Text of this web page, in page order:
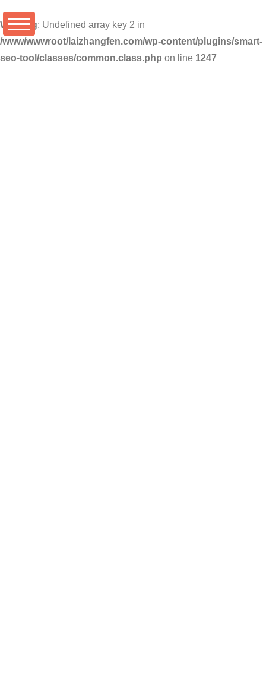
Warning: Undefined array key 2 in
/www/wwwroot/laizhangfen.com/wp-content/plugins/smart-
seo-tool/classes/common.class.php on line 1247